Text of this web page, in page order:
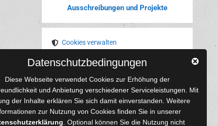
Ausschreibungen und Projekte
Cookies verwalten
YouTube
Tumblr
Pinterest
Instagram
X RSS-Feed
Autoren Content-Design
Datenschutzbedingungen
Diese Webseite verwendet Cookies zur Erhöhung der
und Anbietung verschiedener Serviceleistungen. Mit
der Inhalte erklären Sie sich damit einverstanden. Weitere
zur Nutzung von Cookies finden Sie in unserer
. Optional können Sie die Nutzung nicht